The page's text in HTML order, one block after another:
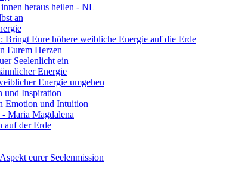
heraus heilen - NL
an
Bringt Eure höhere weibliche Energie auf die Erde
Eurem Herzen
Seelenlicht ein
Energie
Energie umgehen
und Inspiration
Emotion und Intuition
Maria Magdalena
auf der Erde
eurer Seelenmission